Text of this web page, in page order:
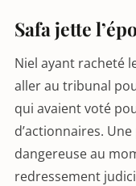
Safa jette
Niel ayant racheté
aller au tribunal
qui avaient voté
d’actionnaires.
dangereuse au
redressement